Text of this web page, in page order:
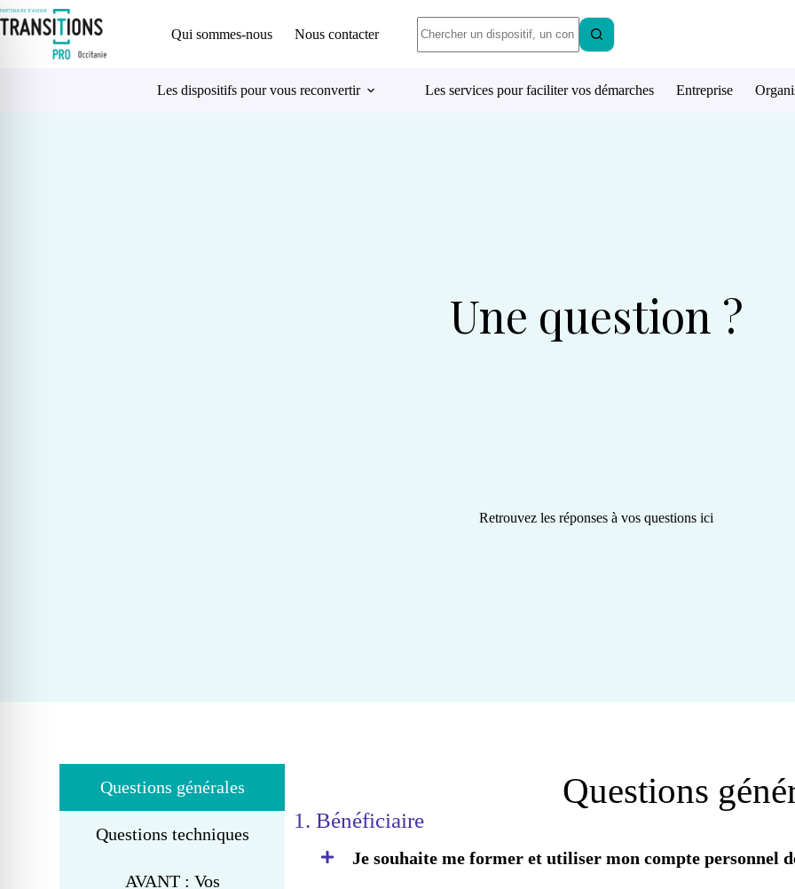
Qui sommes-nous Nous contacter
Les dispositifs pour vous reconvertir Les services pour faciliter vos démarches Entreprise
Une question ?
Retrouvez les réponses à vos questions ici
Questions générales
Questions techniques
AVANT : Vos
Questions
1. Bénéficiaire
Je souhaite me former et utiliser mon compte personnel